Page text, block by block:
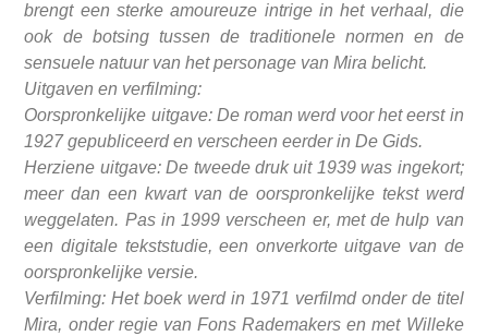
brengt een sterke amoureuze intrige in het verhaal, die
ook de botsing tussen de traditionele normen en de
sensuele natuur van het personage van Mira belicht.
Uitgaven en verfilming:
Oorspronkelijke uitgave: De roman werd voor het eerst in
1927 gepubliceerd en verscheen eerder in De Gids.
Herziene uitgave: De tweede druk uit 1939 was ingekort;
meer dan een kwart van de oorspronkelijke tekst werd
weggelaten. Pas in 1999 verscheen er, met de hulp van
een digitale tekststudie, een onverkorte uitgave van de
oorspronkelijke versie.
Verfilming: Het boek werd in 1971 verfilmd onder de titel
Mira, onder regie van Fons Rademakers en met Willeke